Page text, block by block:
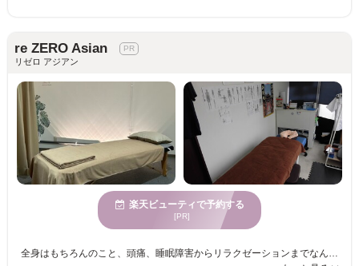
re ZERO Asian
リゼロ アジアン
楽天ビューティで予約する
[PR]
全身はもちろんのこと、頭痛、睡眠障害からリラクゼーションまでなんでもご相談下さい。また、スポーツ障害についても対応、カウンセリングを含め、完全個別対応で施術致します。